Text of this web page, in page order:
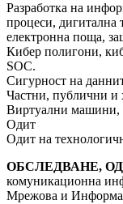
Разработка на
процеси, дигитална
електронна поща,
Кибер полигони,
SOC.
Сигурност на
Частни, публични и
Виртуални машини,
Одит
Одит на
ОБСЛЕДВАНЕ,
комуникационна
Мрежова и